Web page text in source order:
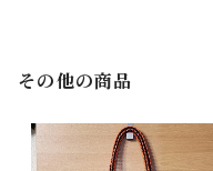
その他の商品